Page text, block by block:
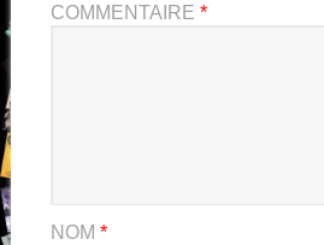
COMMENTAIRE *
NOM *